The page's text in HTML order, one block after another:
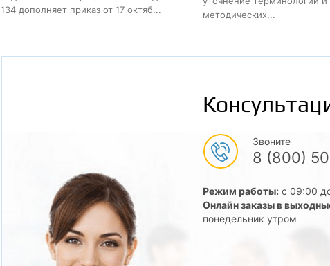
134 дополняет приказ от 17 октяб...
методических...
Звоните
8 (800)
Режим работы:с 09:00
Онлайн заказы в
понедельник утром